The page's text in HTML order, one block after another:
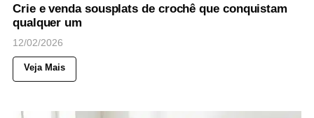
Crie e venda sousplats de crochê que conquistam
qualquer um
12/02/2026
Veja Mais